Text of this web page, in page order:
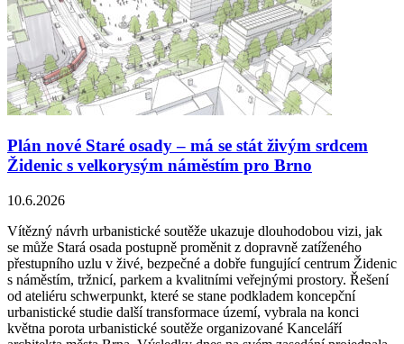
Plán nové Staré osady – má se stát živým srdcem
Židenic s velkorysým náměstím pro Brno
10.6.2026
Vítězný návrh urbanistické soutěže ukazuje dlouhodobou vizi, jak
se může Stará osada postupně proměnit z dopravně zatíženého
přestupního uzlu v živé, bezpečné a dobře fungující centrum Židenic
s náměstím, tržnicí, parkem a kvalitními veřejnými prostory. Řešení
od ateliéru schwerpunkt, které se stane podkladem koncepční
urbanistické studie další transformace území, vybrala na konci
května porota urbanistické soutěže organizované Kanceláří